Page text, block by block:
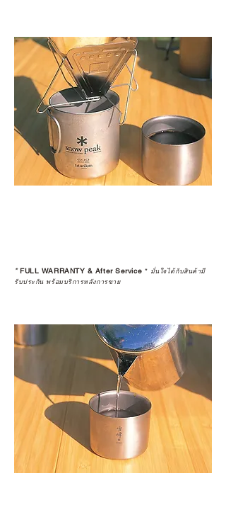
*FULL WARRANTY & After Service * มั่นใจได้กับสินค้ามี
รับประกัน พร้อมบริการหลังการขาย